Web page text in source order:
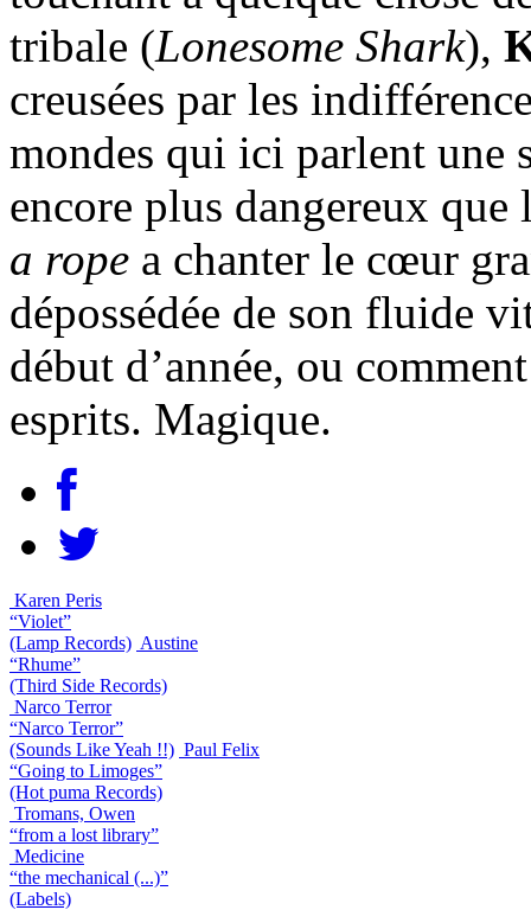
tribale (Lonesome Shark),
creusées par les
mondes qui ici parlent une
encore plus dangereux que
a rope a chanter le cœur
dépossédée de son fluide
début d’année, ou
esprits. Magique.
Karen Peris
“Violet”
(Lamp Records) Austine
“Rhume”
(Third Side Records)
Narco Terror
“Narco Terror”
(Sounds Like Yeah !!) Paul Felix
“Going to Limoges”
(Hot puma Records)
Tromans, Owen
“from a lost library”
Medicine
“the mechanical (...)”
(Labels)